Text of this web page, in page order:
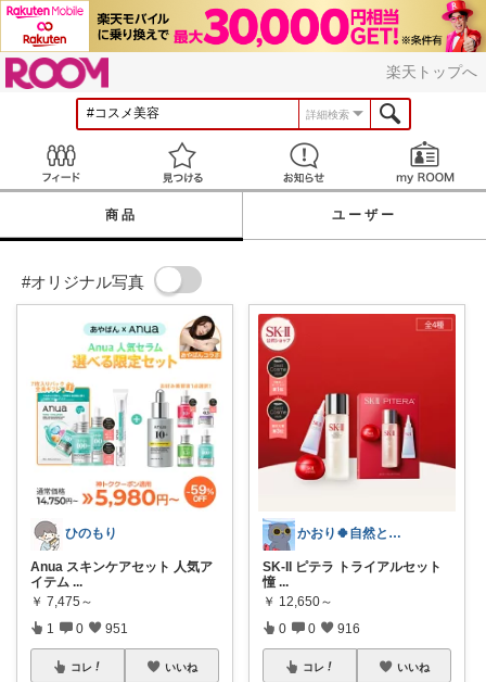
楽天トップへ
詳細検索
見つける お知らせ
商品 ユーザー
#オリジナル写真
ひのもり
Anua スキンケアセット 人気ア
イテム ...
￥ 7,475～
1 0 951
コレ いいね
かおり🍀自然とやさしい暮らし🐑🍀
SK-II ピテラ トライアルセット
憧 ...
￥ 12,650～
0 0 916
コレ いいね